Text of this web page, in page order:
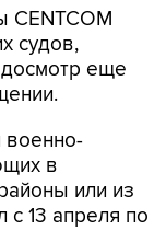
CENTCOM
судов,
еще
в
или из
13 апреля по